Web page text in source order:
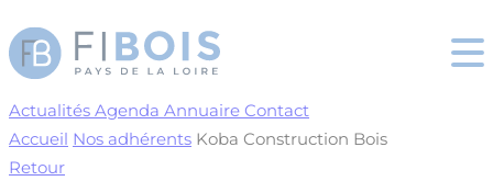
Actualités Agenda Annuaire Contact
Accueil Nos adhérents Koba Construction Bois
Retour